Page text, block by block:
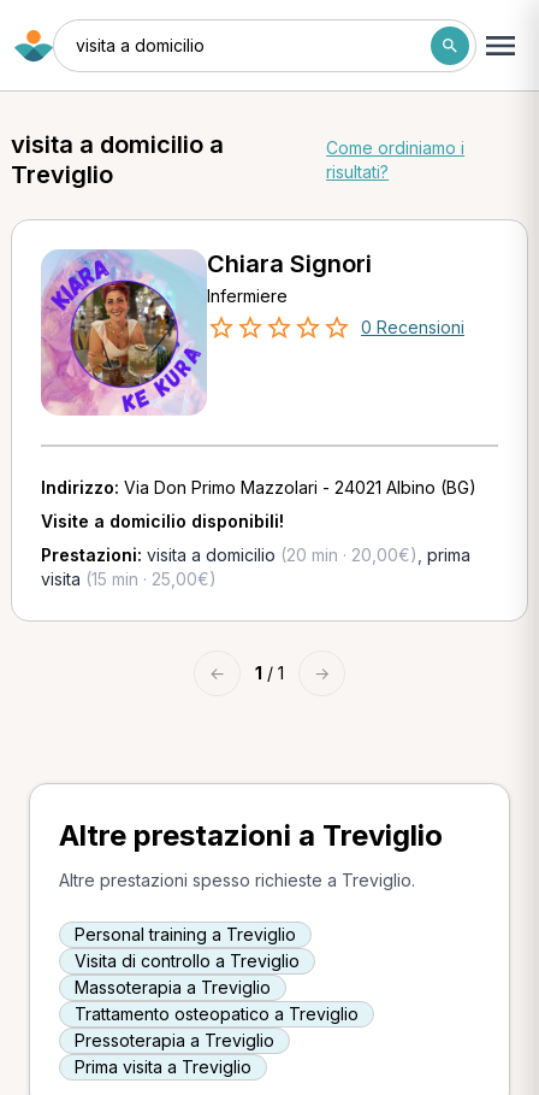
visita a domicilio
visita a domicilio a
Treviglio
Come ordiniamo i
risultati?
Chiara Signori
Infermiere
0 Recensioni
Indirizzo: Via Don Primo Mazzolari - 24021 Albino (BG)
Visite a domicilio disponibili!
Prestazioni: visita a domicilio (20 min · 20,00€) prima
visita (15 min · 25,00€)
← 1 / 1 →
Altre prestazioni a Treviglio
Altre prestazioni spesso richieste a Treviglio.
Personal training a Treviglio
Visita di controllo a Treviglio
Massoterapia a Treviglio
Trattamento osteopatico a Treviglio
Pressoterapia a Treviglio
Prima visita a Treviglio